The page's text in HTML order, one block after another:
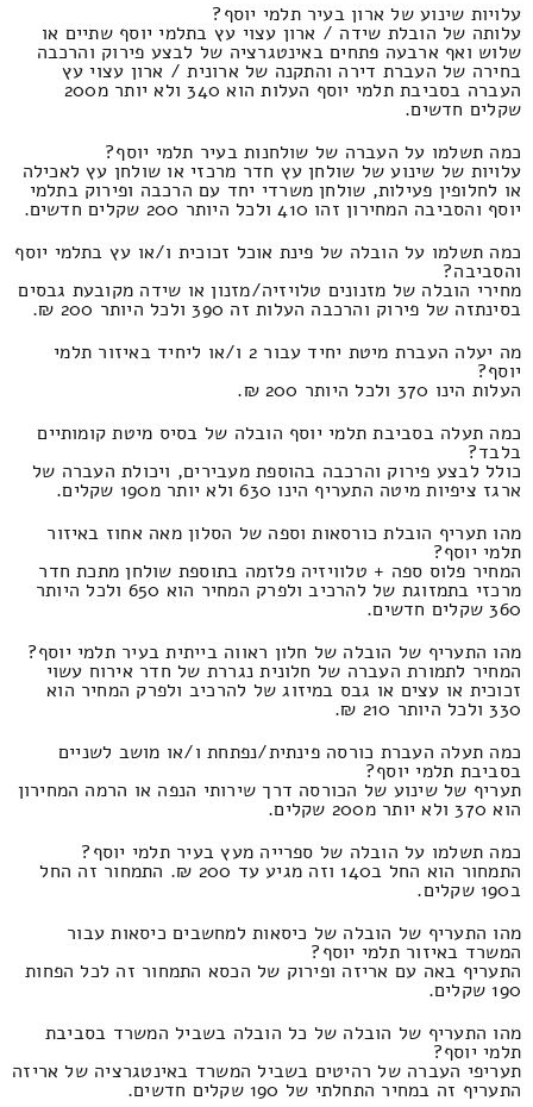
עלויות שינוע של ארון בעיר תלמי יוסף?
עלותה של הובלת שידה / ארון עצוי עץ בתלמי יוסף שתיים או
שלוש ואף ארבעה פתחים באינטגרציה של לבצע פירוק והרכבה
בחירה של העברת דירה והתקנה של ארונית / ארון עצוי עץ
העברה בסביבת תלמי יוסף העלות הוא 340 ולא יותר מ200
שקלים חדשים.
כמה תשלמו על העברה של שולחנות בעיר תלמי יוסף?
עלויות של שינוע של שולחן עץ חדר מרכזי או שולחן עץ לאכילה
או לחלופין פעילות, שולחן משרדי יחד עם הרכבה ופירוק בתלמי
יוסף והסביבה המחירון זהו 410 ולכל היותר 200 שקלים חדשים.
כמה תשלמו על הובלה של פינת אוכל זכוכית ו/או עץ בתלמי יוסף
והסביבה?
מחירי הובלה של מזנונים טלויזיה/מזנון או שידה מקובעת גבסים
בסינתזה של פירוק והרכבה העלות זה 390 ולכל היותר 200 ₪.
מה יעלה העברת מיטת יחיד עבור 2 ו/או ליחיד באיזור תלמי
יוסף?
העלות הינו 370 ולכל היותר 200 ₪.
כמה תעלה בסביבת תלמי יוסף הובלה של בסיס מיטת קומותיים
בלבד?
כולל לבצע פירוק והרכבה בהוספת מעבירים, ויכולת העברה של
ארגז ציפיות מיטה התעריף הינו 630 ולא יותר מ190 שקלים.
מהו תעריף הובלת כורסאות וספה של הסלון מאה אחוז באיזור
תלמי יוסף?
המחיר פלוס ספה + טלוויזיה פלזמה בתוספת שולחן מתכת חדר
מרכזי בתמזוגת של להרכיב ולפרק המחיר הוא 650 ולכל היותר
360 שקלים חדשים.
מהו התעריף של הובלה של חלון ראווה בייתית בעיר תלמי יוסף?
המחיר לתמורת העברה של חלונית נגררת של חדר אירוח עשוי
זכוכית או עצים או גבס במיזוג של להרכיב ולפרק המחיר הוא
330 ולכל היותר 210 ₪.
כמה תעלה העברת כורסה פינתית/נפתחת ו/או מושב לשניים
בסביבת תלמי יוסף?
תעריף של שינוע של הכורסה דרך שירותי הנפה או הרמה המחירון
הוא 370 ולא יותר מ200 שקלים.
כמה תשלמו על הובלה של ספרייה מעץ בעיר תלמי יוסף?
התמחור הוא החל ב140 וזה מגיע עד 200 ₪. התמחור זה החל
ב190 שקלים.
מהו התעריף של הובלה של כיסאות למחשבים כיסאות עבור
המשרד באיזור תלמי יוסף?
התעריף באה עם אריזה ופירוק של הכסא התמחור זה לכל הפחות
190 שקלים.
מהו התעריף של הובלה של כל הובלה בשביל המשרד בסביבת
תלמי יוסף?
תעריפי העברה של רהיטים בשביל המשרד באינטגרציה של אריזה
התעריף זה במחיר התחלתי של 190 שקלים חדשים.